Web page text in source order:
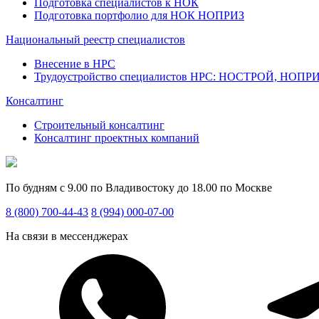
Подготовка портфолио для НОК НОПРИЗ
Национальный реестр специалистов
Внесение в НРС
Трудоустройство специалистов НРС: НОСТРОЙ,
Консалтинг
Строительный консалтинг
Консалтинг проектных компаний
По будням с 9.00 по Владивостоку до 18.00 по Москве
8 (800) 700-44-43 8 (994) 000-07-00
На связи в мессенджерах